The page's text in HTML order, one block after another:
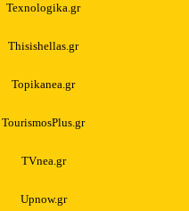
Texnologika.gr
Thisishellas.gr
Topikanea.gr
TourismosPlus.gr
TVnea.gr
Upnow.gr